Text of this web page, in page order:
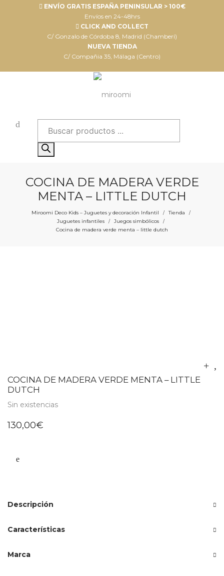
ENVÍO GRATIS ESPAÑA PENINSULAR > 100€
Envíos en 24-48hrs
CLICK AND COLLECT
C/ Gonzalo de Córdoba 8, Madrid (Chamberí)
NUEVA TIENDA
C/ Compañia 35, Málaga (Centro)
productos
COCINA DE MADERA VERDE
MENTA – LITTLE DUTCH
Miroomi Deco Kids – Juguetes y decoración Infantil / Tienda /
Juguetes infantiles / Juegos simbólicos /
Cocina de madera verde menta – little dutch
COCINA DE MADERA VERDE MENTA – LITTLE
DUTCH
Sin existencias
130,00€
Descripción
Características
Marca